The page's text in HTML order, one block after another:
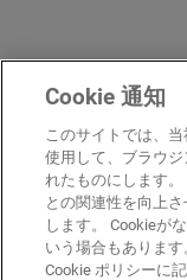
Cookie 通知
このサイトでは、
使用して、ブラウ
れたものにします
との関連性を向上
します。 Cookieが
いう場合もあります
Cookie ポリシーに